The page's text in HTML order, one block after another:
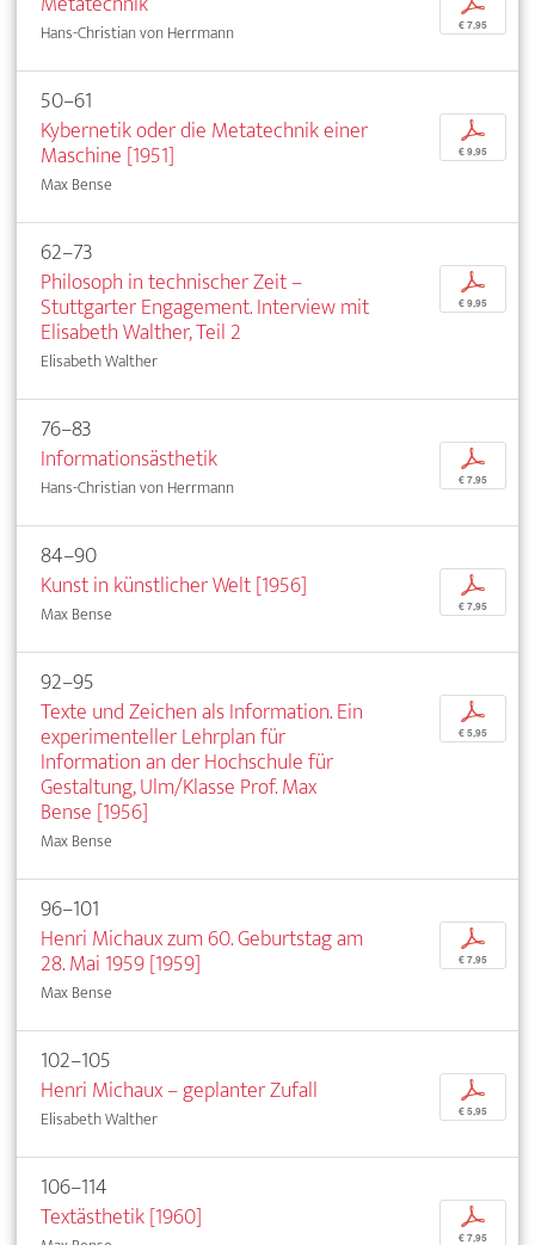
Hans-Christian von Herrmann € 7,95
50–61
Kybernetik oder die Metatechnik einer
Maschine [1951]
Max Bense
p
€ 9,95
62–73
Philosoph in technischer Zeit –
Stuttgarter Engagement. Interview mit
Elisabeth Walther, Teil 2
Elisabeth Walther
p
€ 9,95
76–83
Informationsästhetik
Hans-Christian von Herrmann
p
€ 7,95
84–90
Kunst in künstlicher Welt [1956]
Max Bense
p
€ 7,95
92–95
Texte und Zeichen als Information. Ein
experimenteller Lehrplan für
Information an der Hochschule für
Gestaltung, Ulm/Klasse Prof. Max
Bense [1956]
Max Bense
p
€ 5,95
96–101
Henri Michaux zum 60. Geburtstag am
28. Mai 1959 [1959]
Max Bense
p
€ 7,95
102–105
Henri Michaux – geplanter Zufall
Elisabeth Walther
p
€ 5,95
106–114
Textästhetik [1960]
p
€ 7,95